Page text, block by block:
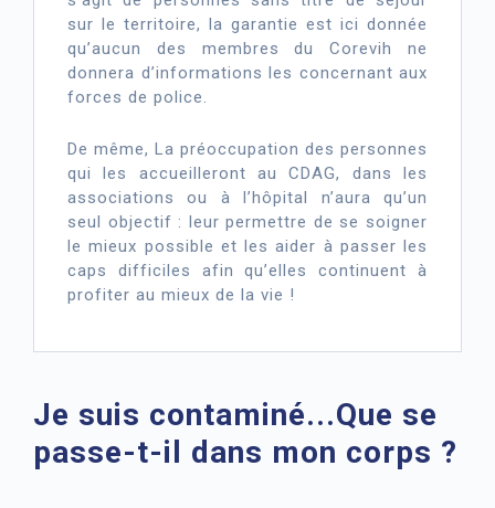
sur le territoire, la garantie est ici donnée
qu’aucun des membres du Corevih ne
donnera d’informations les concernant aux
forces de police.
De même, La préoccupation des personnes
qui les accueilleront au CDAG, dans les
associations ou à l’hôpital n’aura qu’un
seul objectif : leur permettre de se soigner
le mieux possible et les aider à passer les
caps difficiles afin qu’elles continuent à
profiter au mieux de la vie !
Je suis contaminé...Que se
passe-t-il dans mon corps ?